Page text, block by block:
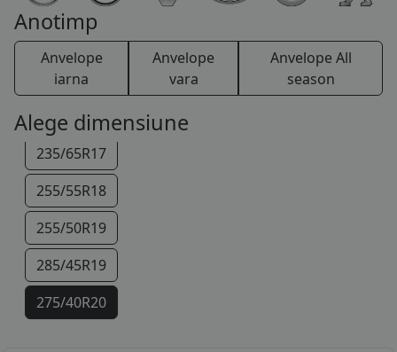
Anotimp
Anvelope
iarna
Anvelope
vara
Anvelope All
season
Alege dimensiune
235/65R17
255/55R18
255/50R19
285/45R19
275/40R20